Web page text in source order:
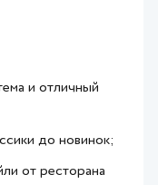
и отличный
до новинок;
от ресторана